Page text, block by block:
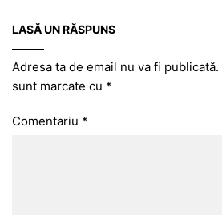
LASĂ UN RĂSPUNS
Adresa ta de email nu va fi publicată.
sunt marcate cu *
Comentariu *